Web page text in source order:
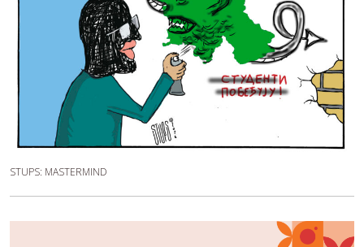
STUPS: MASTERMIND